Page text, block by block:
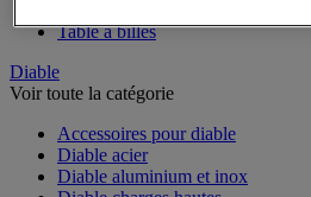
Table à billes
Diable
Voir toute la catégorie
Accessoires pour diable
Diable acier
Diable aluminium et inox